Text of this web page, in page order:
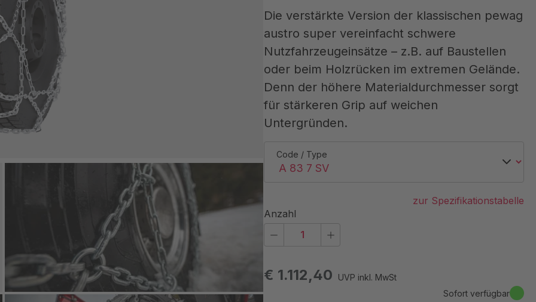
Die verstärkte Version der klassischen pewag
austro super vereinfacht schwere
Nutzfahrzeugeinsätze – z.B. auf Baustellen
oder beim Holzrücken im extremen Gelände.
Denn der höhere Materialdurchmesser sorgt
für stärkeren Grip auf weichen
Untergründen.
€ 1.112,40
UVP inkl. MwSt
Sofort verfügbar
Code / Type
zur Spezifikationstabelle
Anzahl